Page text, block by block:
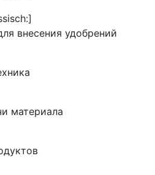
внесения удобрений
материала